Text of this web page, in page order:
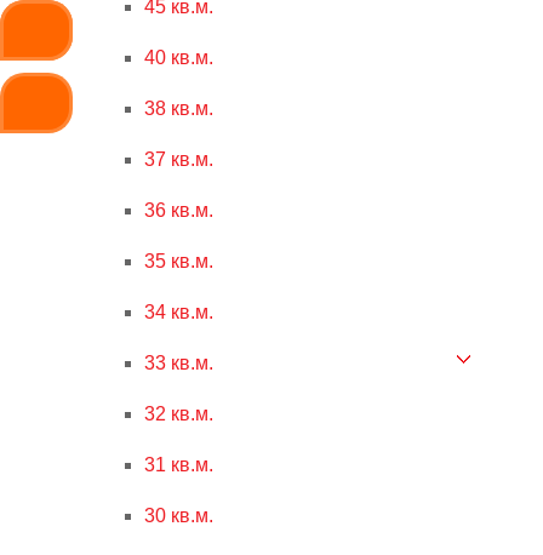
45 кв.м.
40 кв.м.
38 кв.м.
37 кв.м.
36 кв.м.
35 кв.м.
34 кв.м.
33 кв.м.
32 кв.м.
31 кв.м.
30 кв.м.